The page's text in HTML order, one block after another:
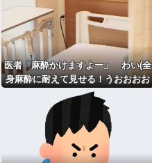
医者「麻酔かけますよー」 わい(全
身麻酔に耐えて見せる！うおおおお
おお！！！！)